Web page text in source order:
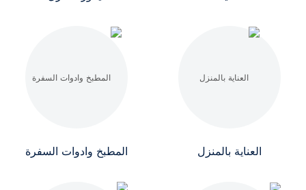
العناية بالمنزل المطبخ وادوات السفرة